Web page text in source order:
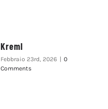
Kreml
Febbraio 23rd, 2026
0
Comments